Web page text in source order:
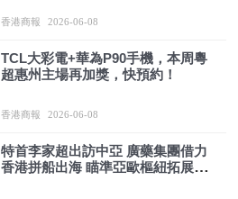
香港商報 2026-06-08
TCL大彩電+華為P90手機，本周粵
超惠州主場再加獎，快預約！
香港商報 2026-06-08
特首李家超出訪中亞 廣藥集團借力
香港拼船出海 瞄準亞歐樞紐拓展醫